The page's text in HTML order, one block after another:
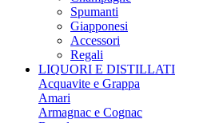
Spumanti
Giapponesi
Accessori
Regali
LIQUORI E DISTILLATI
Acquavite e Grappa
Amari
Armagnac e Cognac